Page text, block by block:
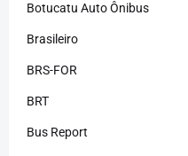
Botucatu Auto Ônibus
Brasileiro
BRS-FOR
BRT
Bus Report